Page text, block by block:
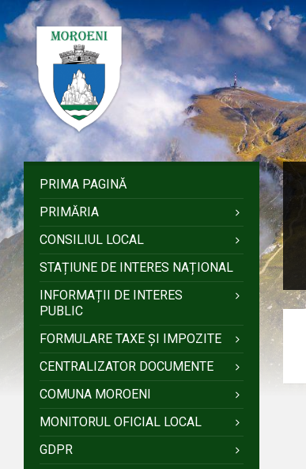
la
conținut
la
bara
laterală
stângă
la
bara
laterală
dreaptă
la
subsol
PRIMA PAGINĂ
PRIMĂRIA
CONSILIUL LOCAL
STAȚIUNE DE INTERES NAȚIONAL
INFORMAȚII DE INTERES
PUBLIC
FORMULARE TAXE ȘI IMPOZITE
CENTRALIZATOR DOCUMENTE
COMUNA MOROENI
MONITORUL OFICIAL LOCAL
GDPR